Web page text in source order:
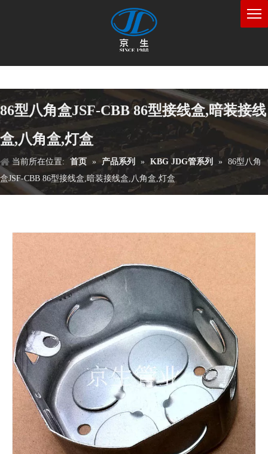
86型八角盒JSF-CBB 86型接线盒,暗装接线
盒,八角盒,灯盒
当前所在位置: 首页 » 产品系列 » KBG JDG管系列 » 86型八角
盒JSF-CBB 86型接线盒,暗装接线盒,八角盒,灯盒